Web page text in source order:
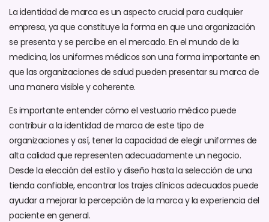
La identidad de marca es un aspecto crucial para cualquier
empresa, ya que constituye la forma en que una organización
se presenta y se percibe en el mercado. En el mundo de la
medicina, los uniformes médicos son una forma importante en
que las organizaciones de salud pueden presentar su marca de
una manera visible y coherente.
Es importante entender cómo el vestuario médico puede
contribuir a la identidad de marca de este tipo de
organizaciones y así, tener la capacidad de elegir uniformes de
alta calidad que representen adecuadamente un negocio.
Desde la elección del estilo y diseño hasta la selección de una
tienda confiable, encontrar los trajes clínicos adecuados puede
ayudar a mejorar la percepción de la marca y la experiencia del
paciente en general.